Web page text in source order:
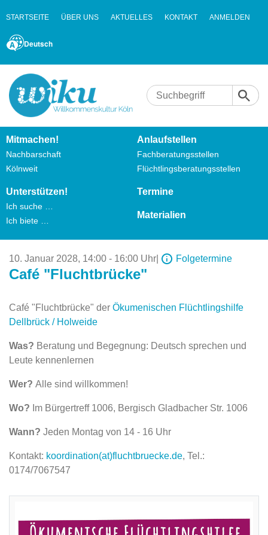
STARTSEITE ÜBER UNS AKTUELLES KONTAKT ANMELDEN
Deutsch
Mitmachen!
Nachbarschaft
Kölnweit
Anlaufstellen
Fachberatungsstellen
Flüchtlingsberatungsstellen
Unterstützen!
Ich suche …
Ich biete …
Termine
Materialien
10. Januar 2028, 14:00 - 16:00 Uhr Folgetermine
Café "Fluchtbrücke"
Café "Fluchtbrücke" der Ökumenischen Flüchtlingshilfe
Dellbrück / Holweide
Was? Beratung und Begegnung: Deutsch sprechen und
Leute kennenlernen
Wer? Alle sind willkommen!
Wo? Im Bürgertreff 1006, Bergisch Gladbacher Str. 1006
Wann? Jeden Montag von 14 - 16 Uhr
Kontakt: koordination(at)fluchtbruecke.de, Tel.:
0174/7067547